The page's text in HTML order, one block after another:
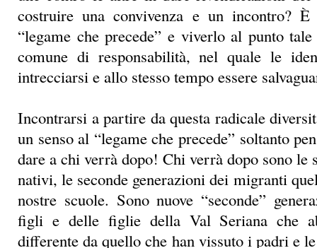
Incontrarsi a partire da questa radicale
un senso al “legame che precede” soltanto
dare a chi verrà dopo! Chi verrà dopo sono le
nativi, le seconde generazioni dei migranti
nostre scuole. Sono nuove “seconde”
figli e delle figlie della Val Seriana che
differente da quello che han vissuto i padri e
ormai è "grande come il mondo". Nelle
trovano compagni e compagne provenienti
che spesso appartengono a religioni
visitare il mondo. I nostri figli sono una
rispetto a noi.